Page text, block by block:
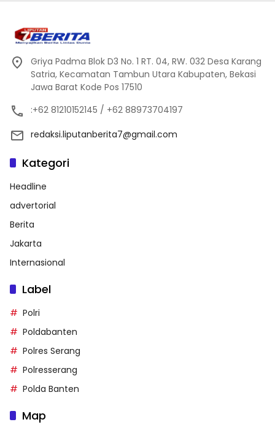
Griya Padma Blok D3 No. 1 RT. 04, RW. 032 Desa Karang
Satria, Kecamatan Tambun Utara Kabupaten, Bekasi
Jawa Barat Kode Pos 17510
:+62 81210152145 / +62 88973704197
redaksi.liputanberita7@gmail.com
Kategori
Headline
advertorial
Berita
Jakarta
Internasional
Label
Polri
Poldabanten
Polres Serang
Polresserang
Polda Banten
Map